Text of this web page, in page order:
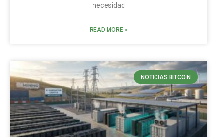
necesidad
READ MORE »
NOTICIAS BITCOIN